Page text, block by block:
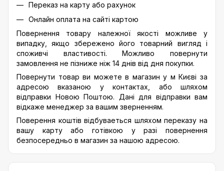
Переказ на карту або рахунок
Онлайн оплата на сайті картою
Повернення товару належної якості можливе у
випадку, якщо збережено його товарний вигляд і
споживчі властивості. Можливо повернути
замовлення не пізниже ніж 14 днів від дня покупки.
Повернути товар ви можете в магазин у м Києві за
адресою вказаною у контактах, або шляхом
відправки Новою Поштою. Дані для відправки вам
відкаже менеджер за вашим зверненням.
Поверення коштів відбуваеться шляхом переказу на
вашу карту або готівкою у разі повернення
безпосередньо в магазин за нашою адресою.